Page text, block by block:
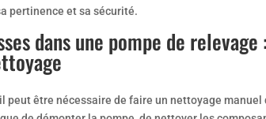
pertinence et sa sécurité.
dans une pompe de
peut être nécessaire de faire un nettoyage